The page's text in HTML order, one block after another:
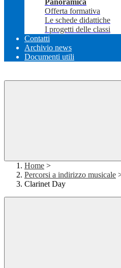
Panoramica
Offerta formativa
Le schede didattiche
I progetti delle classi
Contatti
Archivio news
Documenti utili
Home >
Percorsi a indirizzo musicale
Clarinet Day